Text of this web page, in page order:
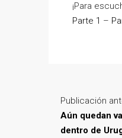
¡Para
Parte 1 –
Publicación
Aún quedan
dentro de